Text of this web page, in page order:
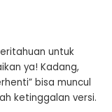
untuk
ya! Kadang,
bisa muncul
ketinggalan versi.